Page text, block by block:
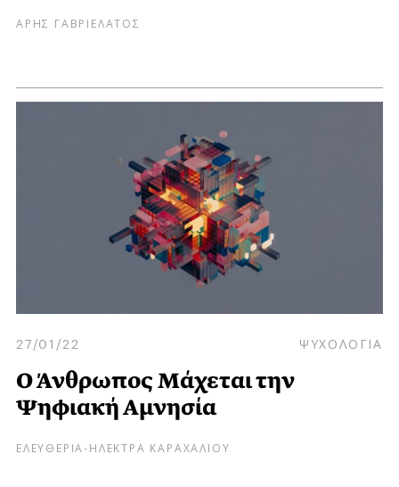
ΑΡΗΣ ΓΑΒΡΙΕΛΑΤΟΣ
27/01/22 ΨΥΧΟΛΟΓΙΑ
Ο Άνθρωπος Μάχεται την
Ψηφιακή Αμνησία
ΕΛΕΥΘΕΡΙΑ-ΗΛΕΚΤΡΑ ΚΑΡΑΧΑΛΙΟΥ